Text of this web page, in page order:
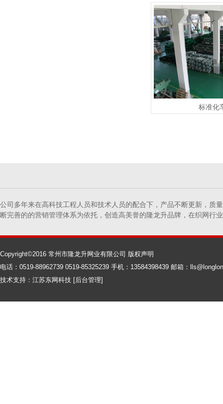
标准化
公司多年来在高科技工程人员和技术人员的配合下，产品不断更新，质
断完善的的营销管理体系为依托，创造高美誉的隆龙升品牌，在织网行
Copyright©2016 常州市隆龙升网业有限公司 版权声明
电话：0519-88962739 0519-85325239 手机：13584398439 邮箱：
技术支持： 江苏东网科技 [后台管理]